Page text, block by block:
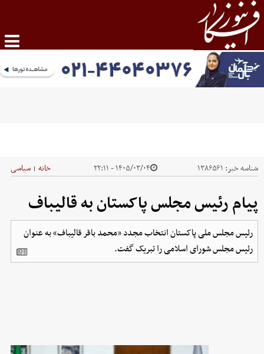
شناسه خبر: ۱۳۸۶۵۶۱ ۱۴۰۵/۰۳/۰۴ - ۲۲:۱۱ خانه | سیاسی
پیام رئیس مجلس پاکستان به قالیباف
رئیس مجلس ملی پاکستان انتخاب مجدد «محمد باقر قالیباف» به عنوان
رئیس مجلس شورای اسلامی را تبریک‌ گفت.